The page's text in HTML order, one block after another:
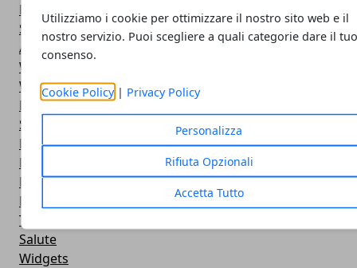
Utilizziamo i cookie per ottimizzare il nostro sito web e il
nostro servizio. Puoi scegliere a quali categorie dare il
consenso.
Cookie Policy | Privacy Policy
Personalizza
Rifiuta Opzionali
Accetta Tutto
Fotografia
Stile di vita
Antivirus
Widget Orologio
Widget Meteo
Ricezione WiFi
Sport
Meteo
Rooting
Emulazione
Lg - Telefoni
Trasporti
Salute
Widgets